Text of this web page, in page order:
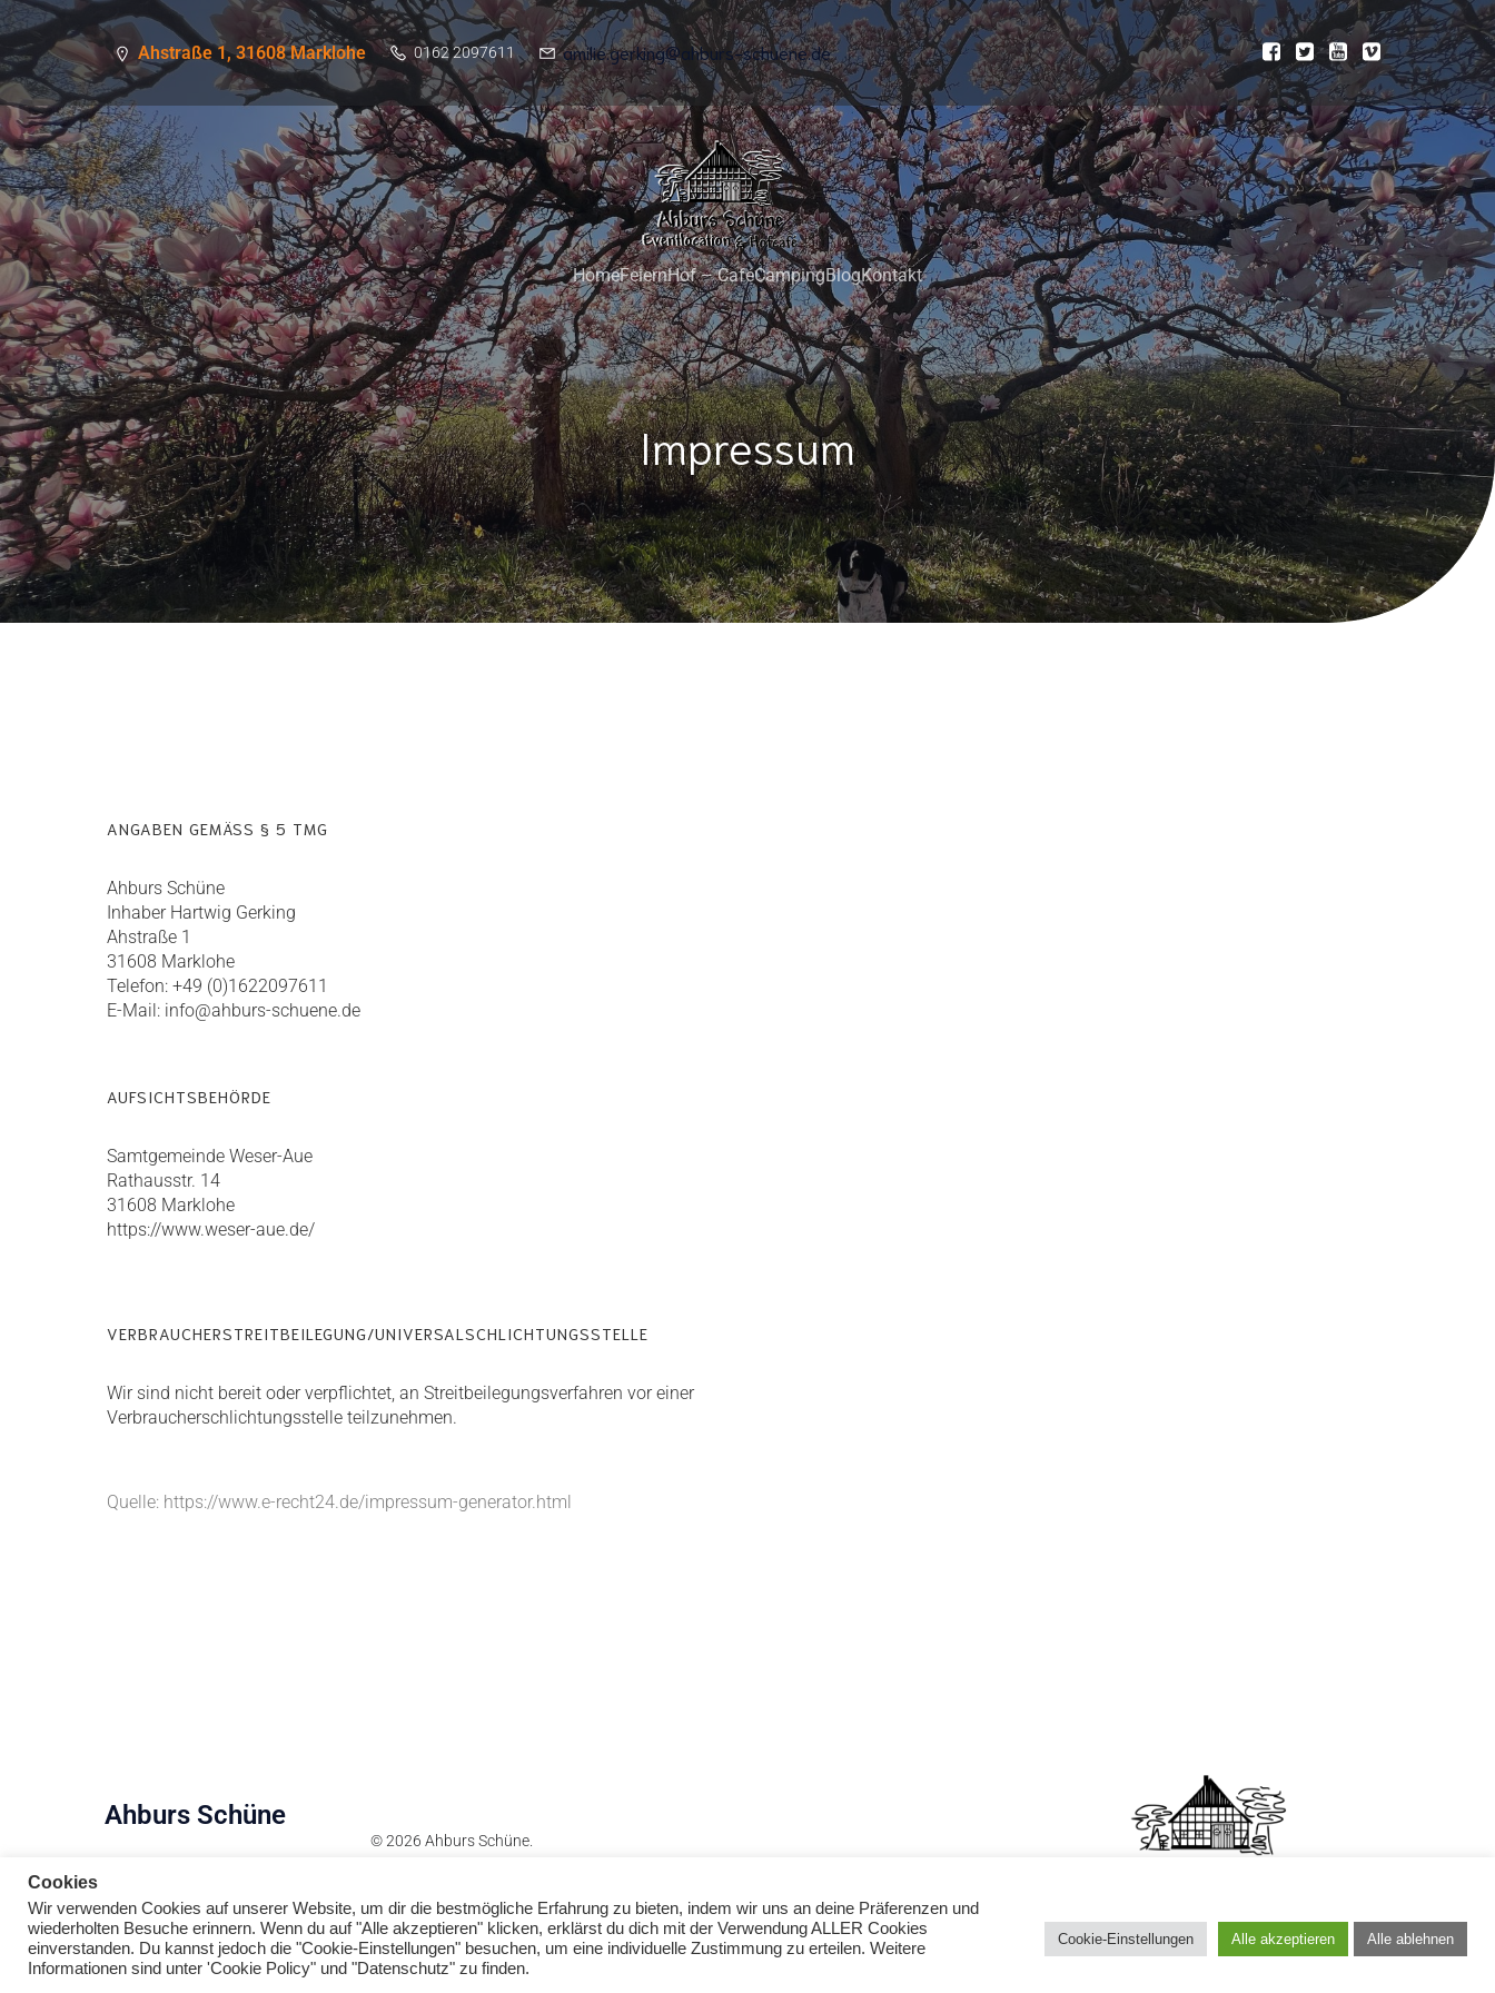
Ahstraße 1, 31608 Marklohe 0162 2097611 amilie.gerking@ahburs-schuene.de
HomeFeiernHof – CaféCampingBlogKontakt
Impressum
ANGABEN GEMÄSS § 5 TMG
Ahburs Schüne
Inhaber Hartwig Gerking
Ahstraße 1
31608 Marklohe
Telefon: +49 (0)1622097611
E-Mail: info@ahburs-schuene.de
AUFSICHTSBEHÖRDE
Samtgemeinde Weser-Aue
Rathausstr. 14
31608 Marklohe
https://www.weser-aue.de/
VERBRAUCHERSTREITBEILEGUNG/UNIVERSALSCHLICHTUNGSSTELLE
Wir sind nicht bereit oder verpflichtet, an Streitbeilegungsverfahren vor einer
Verbraucherschlichtungsstelle teilzunehmen.
Quelle: https://www.e-recht24.de/impressum-generator.html
Ahburs Schüne
© 2026 Ahburs Schüne.
Cookies
Wir verwenden Cookies auf unserer Website, um dir die bestmögliche Erfahrung zu bieten, indem wir uns an deine Präferenzen und
wiederholten Besuche erinnern. Wenn du auf "Alle akzeptieren" klicken, erklärst du dich mit der Verwendung ALLER Cookies
einverstanden. Du kannst jedoch die "Cookie-Einstellungen" besuchen, um eine individuelle Zustimmung zu erteilen. Weitere
Informationen sind unter 'Cookie Policy" und "Datenschutz" zu finden.
Cookie-Einstellungen Alle akzeptieren Alle ablehnen